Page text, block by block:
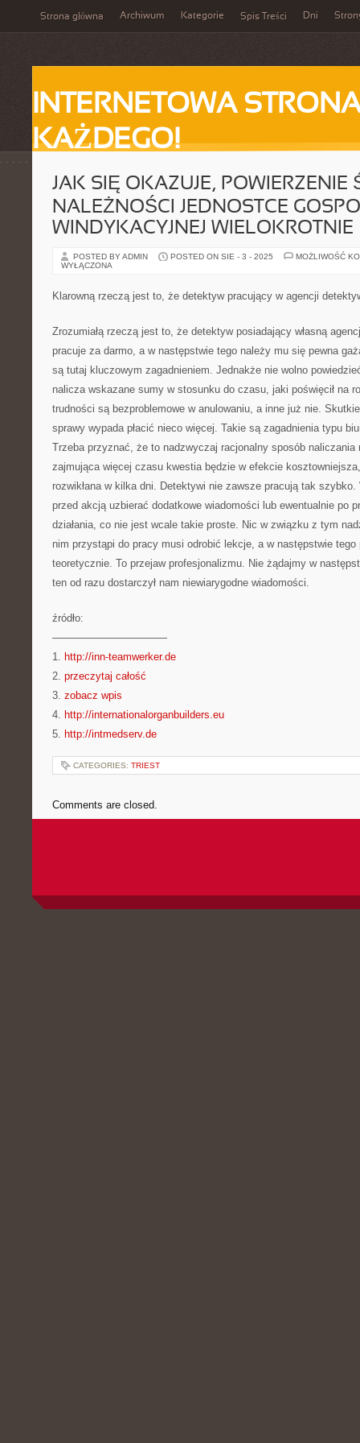
Strona główna Archiwum Kategorie Spis Treści Dni
INTERNETOWA
KAŻDEGO!
JAK SIĘ OKAZUJE, POWIERZENIE
NALEŻNOŚCI JEDNOSTCE
WINDYKACYJNEJ WIELOKROTNIE
POSTED BY ADMIN POSTED ON SIE - 3 - 2025
MOŻLIWOŚĆ
WYŁĄCZONA
Klarowną rzeczą jest to, że detektyw pracujący w agencji
Zrozumiałą rzeczą jest to, że detektyw posiadający własną
pracuje za darmo, a w następstwie tego należy mu się pewna
są tutaj kluczowym zagadnieniem. Jednakże nie wolno
nalicza wskazane sumy w stosunku do czasu, jaki poświęcił na
trudności są bezproblemowe w anulowaniu, a inne już nie.
sprawy wypada płacić nieco więcej. Takie są zagadnienia typu
Trzeba przyznać, że to nadzwyczaj racjonalny sposób naliczania
zajmująca więcej czasu kwestia będzie w efekcie
rozwikłana w kilka dni. Detektywi nie zawsze pracują tak
przed akcją uzbierać dodatkowe wiadomości lub ewentualnie po
działania, co nie jest wcale takie proste. Nic w związku z tym
nim przystąpi do pracy musi odrobić lekcje, a w następstwie tego
teoretycznie. To przejaw profesjonalizmu. Nie żądajmy w
ten od razu dostarczył nam niewiarygodne wiadomości.
źródło:
———————————
1. http://inn-teamwerker.de
2. przeczytaj całość
3. zobacz wpis
4. http://internationalorganbuilders.eu
5. http://intmedserv.de
CATEGORIES: TRIEST
Comments are closed.